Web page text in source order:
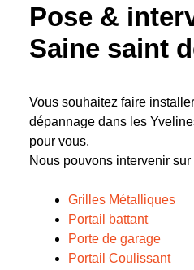
Pose &
Saine saint
Vous souhaitez faire
dépannage dans les
pour vous.
Nous pouvons intervenir
Grilles Métalliques
Portail battant
Porte de garage
Portail Coulissant